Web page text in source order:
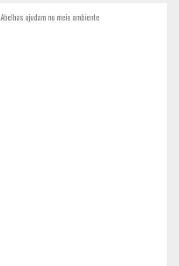
Abelhas ajudam no meio ambiente